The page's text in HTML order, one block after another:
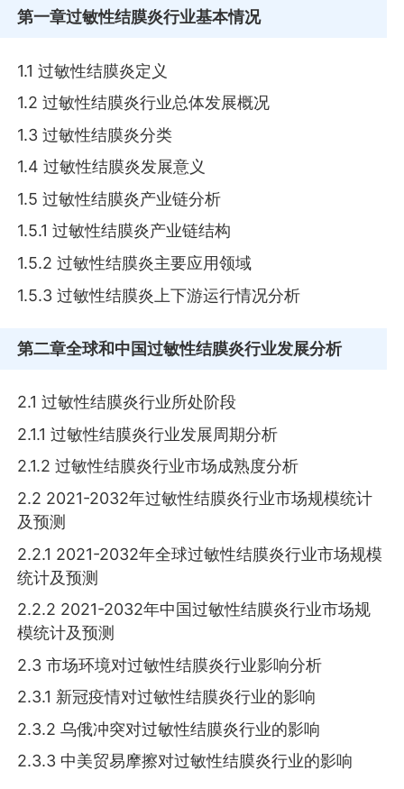
第一章过敏性结膜炎行业基本情况
1.1 过敏性结膜炎定义
1.2 过敏性结膜炎行业总体发展概况
1.3 过敏性结膜炎分类
1.4 过敏性结膜炎发展意义
1.5 过敏性结膜炎产业链分析
1.5.1 过敏性结膜炎产业链结构
1.5.2 过敏性结膜炎主要应用领域
1.5.3 过敏性结膜炎上下游运行情况分析
第二章全球和中国过敏性结膜炎行业发展分析
2.1 过敏性结膜炎行业所处阶段
2.1.1 过敏性结膜炎行业发展周期分析
2.1.2 过敏性结膜炎行业市场成熟度分析
2.2 2021-2032年过敏性结膜炎行业市场规模统计
及预测
2.2.1 2021-2032年全球过敏性结膜炎行业市场规模
统计及预测
2.2.2 2021-2032年中国过敏性结膜炎行业市场规
模统计及预测
2.3 市场环境对过敏性结膜炎行业影响分析
2.3.1 新冠疫情对过敏性结膜炎行业的影响
2.3.2 乌俄冲突对过敏性结膜炎行业的影响
2.3.3 中美贸易摩擦对过敏性结膜炎行业的影响